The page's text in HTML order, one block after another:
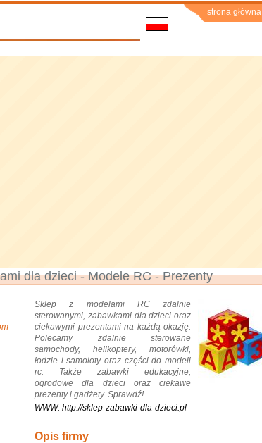
strona główna
dla dzieci - Modele RC - Prezenty
Sklep z modelami RC zdalnie
sterowanymi, zabawkami dla dzieci oraz
ciekawymi prezentami na każdą okazję.
Polecamy zdalnie sterowane
samochody, helikoptery, motorówki,
łodzie i samoloty oraz części do modeli
rc. Także zabawki edukacyjne,
ogrodowe dla dzieci oraz ciekawe
prezenty i gadżety. Sprawdź!
WWW: http://sklep-zabawki-dla-dzieci.pl
Opis firmy